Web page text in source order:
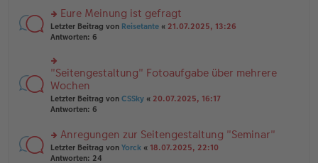
ger
B
ei
tr
g
el
es
e
er
B
ei
tr
a
g
rs
te
u
n
el
es
e
er
B
ei
Eure Meinung ist gefragt
Letzter Beitrag von Reisetante « 21.07.2025, 13:26
Antworten: 6
rs
te
r
u
n
el
es
e
"Seitengestaltung" Fotoaufgabe über mehrere
Wochen
Letzter Beitrag von CSSky « 20.07.2025, 16:17
Antworten: 6
rs
te
Anregungen zur Seitengestaltung "Seminar"
Letzter Beitrag von Yorck « 18.07.2025, 22:10
Antworten: 24